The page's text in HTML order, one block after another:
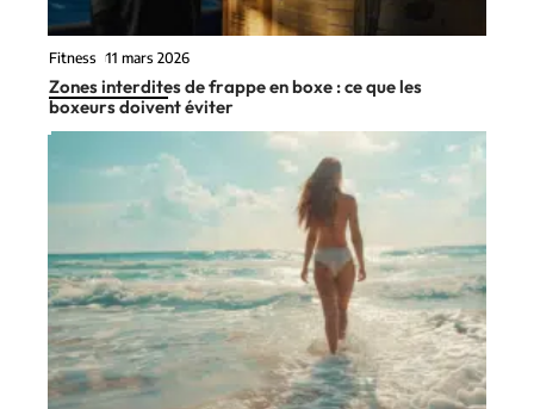
Fitness 11 mars 2026
Zones interdites de frappe en boxe : ce que les
boxeurs doivent éviter